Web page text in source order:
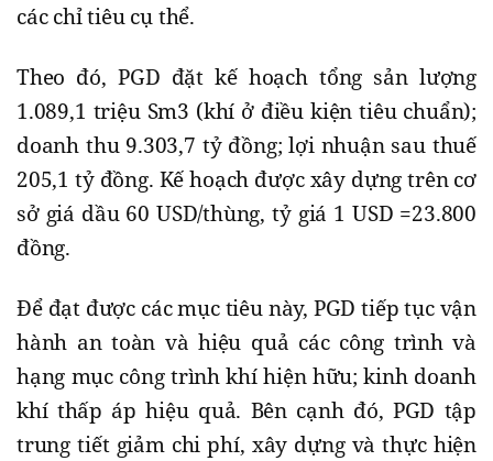
các chỉ tiêu cụ thể.
Theo đó, PGD đặt kế hoạch tổng sản lượng
1.089,1 triệu Sm3 (khí ở điều kiện tiêu chuẩn);
doanh thu 9.303,7 tỷ đồng; lợi nhuận sau thuế
205,1 tỷ đồng. Kế hoạch được xây dựng trên cơ
sở giá dầu 60 USD/thùng, tỷ giá 1 USD =23.800
đồng.
Để đạt được các mục tiêu này, PGD tiếp tục vận
hành an toàn và hiệu quả các công trình và
hạng mục công trình khí hiện hữu; kinh doanh
khí thấp áp hiệu quả. Bên cạnh đó, PGD tập
trung tiết giảm chi phí, xây dựng và thực hiện